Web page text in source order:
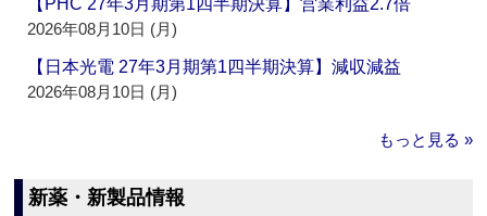
【PHC 27年3月期第1四半期決算】営業利益2.7倍
2026年08月10日 (月)
【日本光電 27年3月期第1四半期決算】減収減益
2026年08月10日 (月)
もっと見る »
新薬・新製品情報